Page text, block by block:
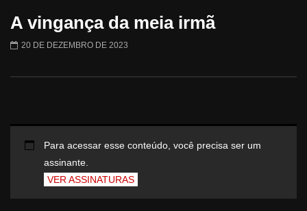
A vingança da meia irmã
20 DE DEZEMBRO DE 2023
Para acessar esse conteúdo, você precisa ser um
assinante.
VER ASSINATURAS